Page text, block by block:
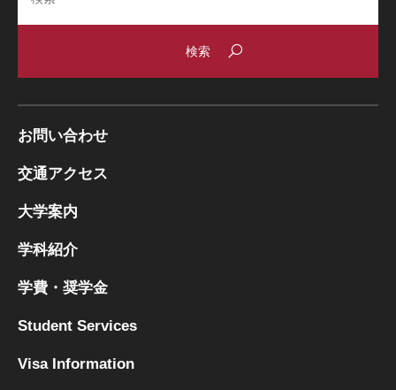
お問い合わせ
交通アクセス
大学案内
学科紹介
学費・奨学金
Student Services
Visa Information